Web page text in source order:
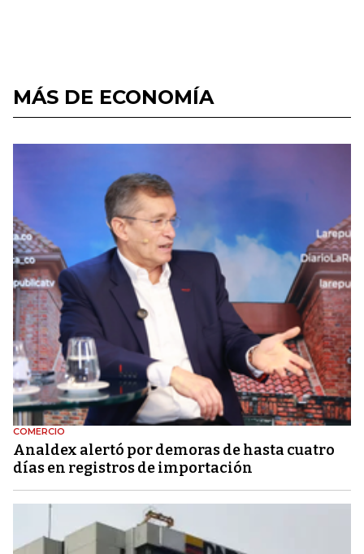
MÁS DE ECONOMÍA
COMERCIO
Analdex alertó por demoras de hasta cuatro
días en registros de importación